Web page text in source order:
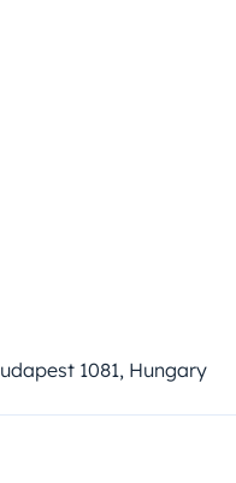
1081, Hungary